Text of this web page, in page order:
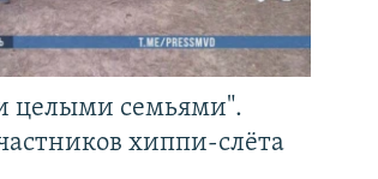
целыми семьями".
хиппи-слёта